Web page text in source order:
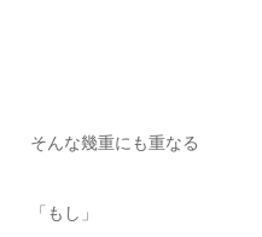
そんな幾重にも重なる
「もし」